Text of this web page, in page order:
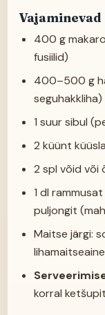
400 g
fusiilid)
400–500 g
seguhakkliha)
1 suur sibul
2 küünt
2 spl võid või
1 dl
puljongit
Maitse järgi:
korral